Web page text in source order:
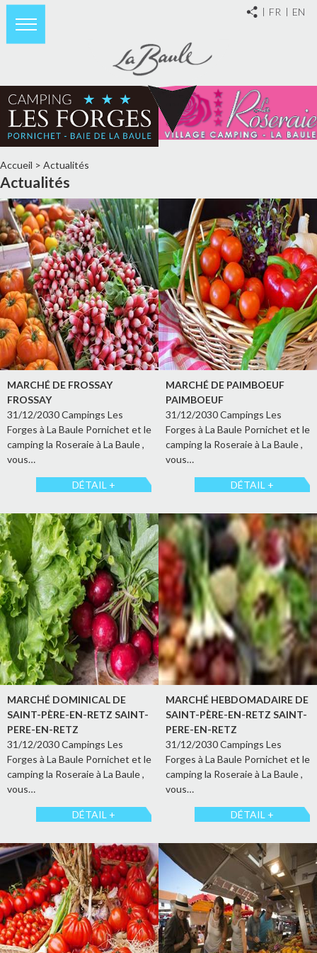
FR EN
Accueil > Actualités
Actualités
MARCHÉ DE FROSSAY
FROSSAY
31/12/2030 Campings Les
Forges à La Baule Pornichet et le
camping la Roseraie à La Baule ,
vous…
DÉTAIL +
MARCHÉ DE PAIMBOEUF
PAIMBOEUF
31/12/2030 Campings Les
Forges à La Baule Pornichet et le
camping la Roseraie à La Baule ,
vous…
DÉTAIL +
MARCHÉ DOMINICAL DE
SAINT-PÈRE-EN-RETZ SAINT-
PERE-EN-RETZ
31/12/2030 Campings Les
Forges à La Baule Pornichet et le
camping la Roseraie à La Baule ,
vous…
DÉTAIL +
MARCHÉ HEBDOMADAIRE DE
SAINT-PÈRE-EN-RETZ SAINT-
PERE-EN-RETZ
31/12/2030 Campings Les
Forges à La Baule Pornichet et le
camping la Roseraie à La Baule ,
vous…
DÉTAIL +